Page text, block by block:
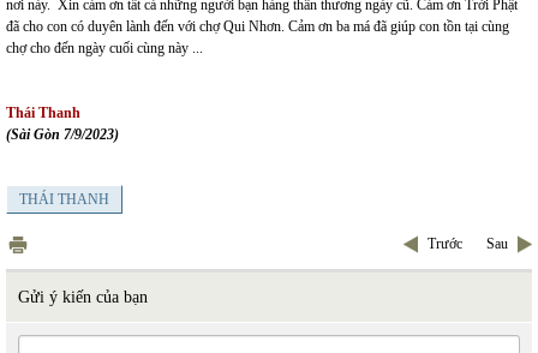
nơi này. Xin cảm ơn tất cả những người bạn hàng thân thương ngày cũ. Cảm ơn Trời Phật
đã cho con có duyên lành đến với chợ Qui Nhơn. Cảm ơn ba má đã giúp con tồn tại cùng
chợ cho đến ngày cuối cùng này ...
Thái Thanh
(Sài Gòn 7/9/2023)
THÁI THANH
Trước Sau
Gửi ý kiến của bạn